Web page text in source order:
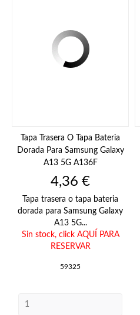
Tapa Trasera O Tapa Bateria
Dorada Para Samsung Galaxy
A13 5G A136F
Precio
4,36 €
Tapa trasera o tapa bateria
dorada para Samsung Galaxy
A13 5G...
Sin stock, click AQUÍ PARA
RESERVAR
59325